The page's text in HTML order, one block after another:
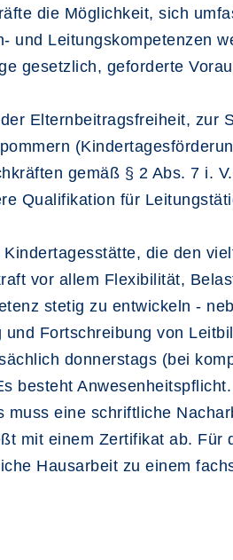
die Möglichkeit, sich
und Leitungskompetenzen
gesetzlich, geforderte
Elternbeitragsfreiheit, zur
gemäß § 2 Abs. 7 i.
Qualifikation für
die den
vor allem Flexibilität,
stetig zu entwickeln -
Fortschreibung von
donnerstags (bei
besteht
eine schriftliche
mit einem Zertifikat ab. Für
Hausarbeit zu einem